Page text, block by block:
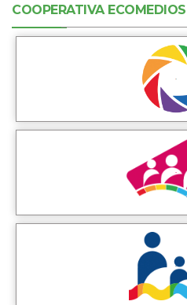
COOPERATIVA ECOMEDIOS